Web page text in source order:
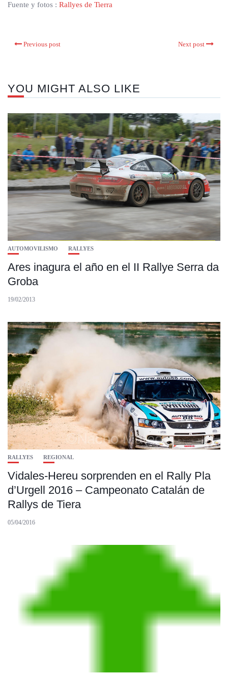
Fuente y fotos : Rallyes de Tierra
Previous post Next post
YOU MIGHT ALSO LIKE
AUTOMOVILISMO RALLYES
Ares inagura el año en el II Rallye Serra da
Groba
19/02/2013
RALLYES REGIONAL
Vidales-Hereu sorprenden en el Rally Pla
d’Urgell 2016 – Campeonato Catalán de
Rallys de Tiera
05/04/2016